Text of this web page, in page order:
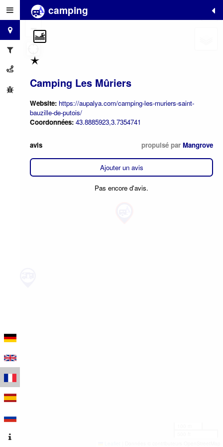
camping
Camping Les Mûriers
Website: https://aupalya.com/camping-les-muriers-saint-
bauzille-de-putois/
Coordonnées: 43.8885923,3.7354741
avis propulsé par Mangrove
Ajouter un avis
Pas encore d'avis.
+
−